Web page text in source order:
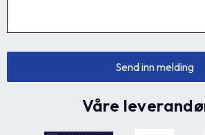
Våre